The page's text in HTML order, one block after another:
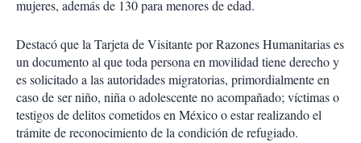
mujeres, además de 130 para menores de edad.
Destacó que la Tarjeta de Visitante por Razones Humanitarias es
un documento al que toda persona en movilidad tiene derecho y
es solicitado a las autoridades migratorias, primordialmente en
caso de ser niño, niña o adolescente no acompañado; víctimas o
testigos de delitos cometidos en México o estar realizando el
trámite de reconocimiento de la condición de refugiado.